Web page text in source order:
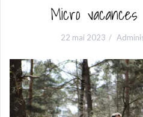
Micro
22 mai 2023